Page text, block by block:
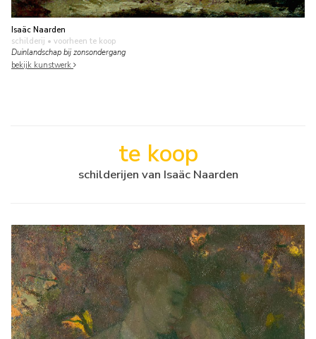
Isaäc Naarden
schilderij • voorheen te koop
Duinlandschap bij zonsondergang
bekijk kunstwerk
te koop
schilderijen van Isaäc Naarden